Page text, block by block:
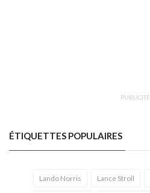
PUBLICITÉ
ÉTIQUETTES POPULAIRES
Lando Norris Lance Stroll